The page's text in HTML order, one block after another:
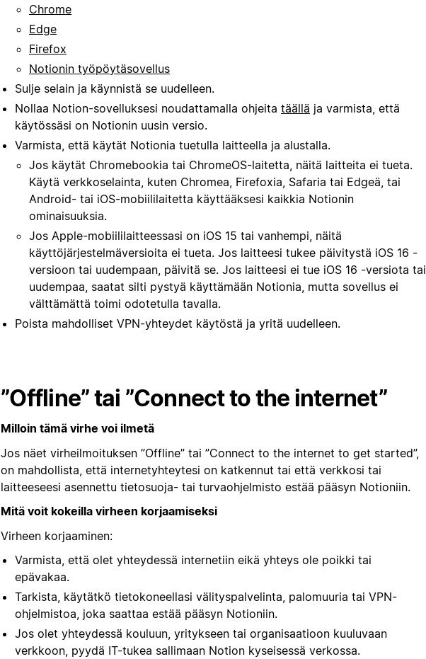
Chrome
Edge
Firefox
Notionin työpöytäsovellus
Sulje selain ja käynnistä se uudelleen.
Nollaa Notion-sovelluksesi noudattamalla ohjeita täällä ja varmista, että
käytössäsi on Notionin uusin versio.
Varmista, että käytät Notionia tuetulla laitteella ja alustalla.
Jos käytät Chromebookia tai ChromeOS-laitetta, näitä laitteita ei tueta.
Käytä verkkoselainta, kuten Chromea, Firefoxia, Safaria tai Edgeä, tai
Android- tai iOS-mobiililaitetta käyttääksesi kaikkia Notionin
ominaisuuksia.
Jos Apple-mobiililaitteessasi on iOS 15 tai vanhempi, näitä
käyttöjärjestelmäversioita ei tueta. Jos laitteesi tukee päivitystä iOS 16 -
versioon tai uudempaan, päivitä se. Jos laitteesi ei tue iOS 16 -versiota tai
uudempaa, saatat silti pystyä käyttämään Notionia, mutta sovellus ei
välttämättä toimi odotetulla tavalla.
Poista mahdolliset VPN-yhteydet käytöstä ja yritä uudelleen.
”Offline” tai ”Connect to the internet”
Milloin tämä virhe voi ilmetä
Jos näet virheilmoituksen ”Offline” tai ”Connect to the internet to get started”,
on mahdollista, että internetyhteytesi on katkennut tai että verkkosi tai
laitteeseesi asennettu tietosuoja- tai turvaohjelmisto estää pääsyn Notioniin.
Mitä voit kokeilla virheen korjaamiseksi
Virheen korjaaminen:
Varmista, että olet yhteydessä internetiin eikä yhteys ole poikki tai
epävakaa.
Tarkista, käytätkö tietokoneellasi välityspalvelinta, palomuuria tai VPN-
ohjelmistoa, joka saattaa estää pääsyn Notioniin.
Jos olet yhteydessä kouluun, yritykseen tai organisaatioon kuuluvaan
verkkoon, pyydä IT-tukea sallimaan Notion kyseisessä verkossa.